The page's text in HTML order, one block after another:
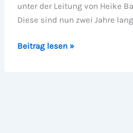
unter der Leitung von Heike
Diese sind nun zwei Jahre
Sommerhighlight
Beitrag lesen »